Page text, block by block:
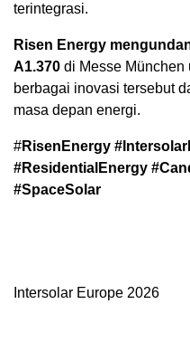
terintegrasi.
Risen Energy
A1.370 di Messe München
berbagai inovasi tersebut
masa depan energi.
#RisenEnergy
#ResidentialEnergy
#SpaceSolar
Intersolar Europe 2026